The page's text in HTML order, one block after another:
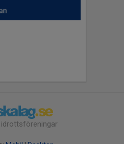
idrottsföreningar